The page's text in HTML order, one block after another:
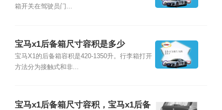
箱开关在驾驶员门...
宝马x1后备箱尺寸容积是多少
宝马X1的后备箱容积是420-1350升。行李箱打开
方法分为接触式和非...
宝马x1后备箱尺寸容积，宝马x1后备